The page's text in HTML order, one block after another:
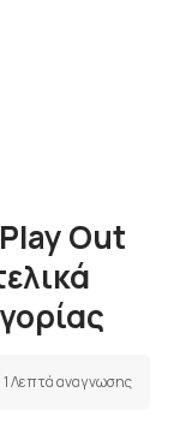
Out
1 Λεπτά αναγνωσης